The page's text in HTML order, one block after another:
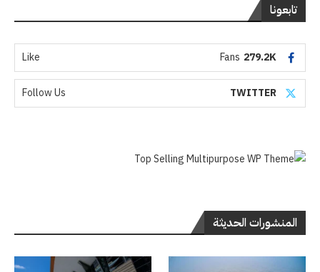
تابعونا
279.2K
Fans
Like
TWITTER
Follow Us
المنشورات الحديثة